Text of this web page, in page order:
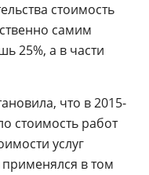
стоимость
самим
25%, а в части
что в 2015-
стоимость работ
услуг
в том